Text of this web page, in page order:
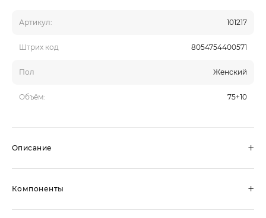
Артикул: 101217
Штрих код 8054754400571
Пол Женский
Объём: 75+10
Описание +
Компоненты +